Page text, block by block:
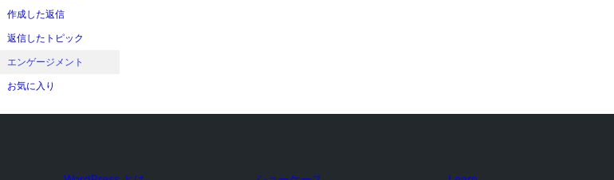
作成した返信
返信したトピック
エンゲージメント
お気に入り